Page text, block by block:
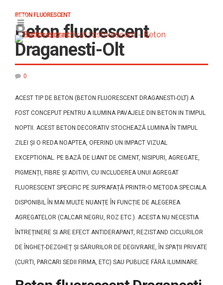
BETON FLUORESCENT
Beton fluorescent
Draganesti-Olt
0
ACEST TIP DE BETON (BETON FLUORESCENT DRAGANESTI-OLT) A
FOST CONCEPUT PENTRU A ILUMINA PAVAJELE DIN BETON IN TIMPUL
NOPTII. ACEST BETON DECORATIV STOCHEAZĂ LUMINA ÎN TIMPUL
ZILEI ȘI O REDA NOAPTEA, OFERIND UN IMPACT VIZUAL
EXCEPTIONAL. PE BAZĂ DE LIANT DE CIMENT, NISIPURI, AGREGATE,
PIGMENȚI, FIBRE ȘI ADITIVI, CU INCLUDEREA UNUI AGREGAT
FLUORESCENT SPECIFIC PE SUPRAFAȚĂ PRINTR-O METODA SPECIALA.
DISPONIBIL ÎN MAI MULTE NUANȚE ÎN FUNCȚIE DE ALEGEREA
AGREGATELOR (CALCAR NEGRU, ROZ ETC.). ACESTA NU NECESTIA
ÎNTREȚINERE SI ARE EFECT ANTIDERAPANT, REZISTAND CICLURILOR
DE ÎNGHEȚ-DEZGHEȚ ȘI SĂRURILOR DE DEGIVRARE, ÎN SPAȚII PRIVATE
(CURTI, PARCARI SEDII FIRMA, ETC) SAU PUBLICE FĂRĂ ILUMINARE.